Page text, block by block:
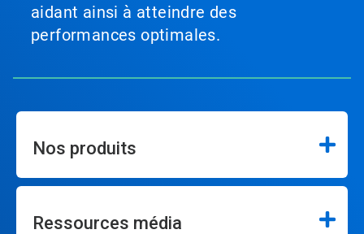
aidant ainsi à atteindre des
performances optimales.
Nos produits
Ressources média